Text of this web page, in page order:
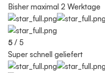
Bisher maximal 2 Werktage
5 / 5
Super schnell geliefert